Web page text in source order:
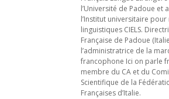
l’Université de Padoue et
l’Institut universitaire
linguistiques CIELS.
Française de Padoue
l’administratrice de la
francophone Ici on parle
membre du CA et du
Scientifique de la
Françaises d’Italie.